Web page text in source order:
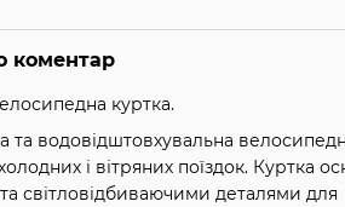
коментар
куртка.
та водовідштовхувальна
і вітряних поїздок. Куртка
світловідбиваючими деталями для